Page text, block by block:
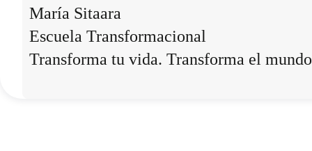
María Sitaara
Escuela Transformacional
Transforma tu vida. Transforma el